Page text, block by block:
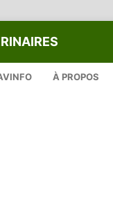
À PROPOS